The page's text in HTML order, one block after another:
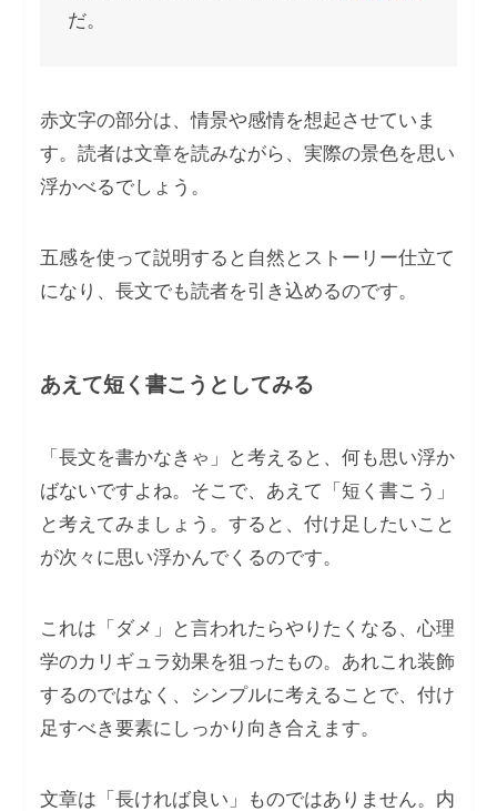
だ。
赤文字の部分は、情景や感情を想起させていま
す。読者は文章を読みながら、実際の景色を思い
浮かべるでしょう。
五感を使って説明すると自然とストーリー仕立て
になり、長文でも読者を引き込めるのです。
あえて短く書こうとしてみる
「長文を書かなきゃ」と考えると、何も思い浮か
ばないですよね。そこで、あえて「短く書こう」
と考えてみましょう。すると、付け足したいこと
が次々に思い浮かんでくるのです。
これは「ダメ」と言われたらやりたくなる、心理
学のカリギュラ効果を狙ったもの。あれこれ装飾
するのではなく、シンプルに考えることで、付け
足すべき要素にしっかり向き合えます。
文章は「長ければ良い」ものではありません。内